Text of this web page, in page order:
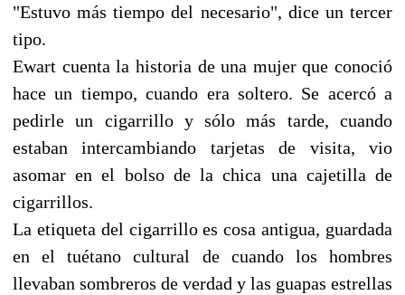
"Estuvo más tiempo del necesario", dice un tercer
tipo.
Ewart cuenta la historia de una mujer que conoció
hace un tiempo, cuando era soltero. Se acercó a
pedirle un cigarrillo y sólo más tarde, cuando
estaban intercambiando tarjetas de visita, vio
asomar en el bolso de la chica una cajetilla de
cigarrillos.
La etiqueta del cigarrillo es cosa antigua, guardada
en el tuétano cultural de cuando los hombres
llevaban sombreros de verdad y las guapas estrellas